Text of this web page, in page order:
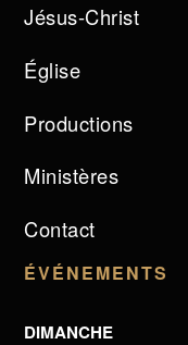
Jésus-Christ
Église
Productions
Ministères
Contact
ÉVÉNEMENTS
DIMANCHE